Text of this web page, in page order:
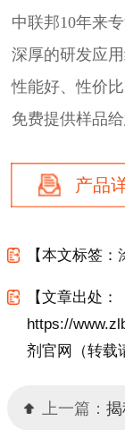
中联邦10年来
深厚的研发应
性能好、性价
免费提供样品
产品
【本文标签：
【文章出处：
https://
剂官网（转载
上一篇：